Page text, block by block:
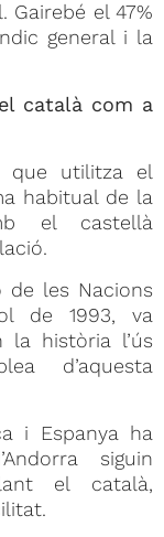
Gairebé el 47%
general i la
català com a
que utilitza el
habitual de la
el castellà
de les Nacions
de 1993, va
la història l’ús
d’aquesta
i Espanya ha
siguin
el català,